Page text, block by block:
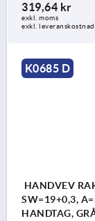
319,64 kr
exkl. moms
exkl.
K0685 D
HANDVEV
SW=19+0,3,
HANDTAG,